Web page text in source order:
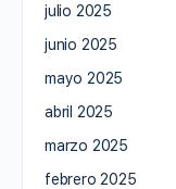
julio 2025
junio 2025
mayo 2025
abril 2025
marzo 2025
febrero 2025